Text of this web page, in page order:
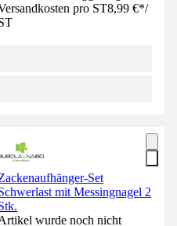
pro ST8,99 €*/
Set
mit Messingnagel 2
wurde noch nicht